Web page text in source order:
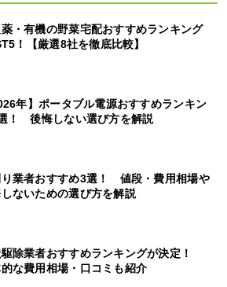
・有機の野菜宅配おすすめランキング
！【厳選8社を徹底比較】
年】ポータブル電源おすすめランキン
！ 後悔しない選び方を解説
業者おすすめ3選！ 値段・費用相場や
ないための選び方を解説
除業者おすすめランキングが決定！
な費用相場・口コミも紹介